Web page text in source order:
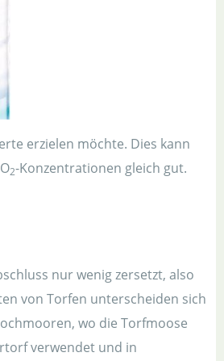
erzielen möchte. Dies kann
2-Konzentrationen gleich gut.
nur wenig zersetzt, also
von Torfen unterscheiden sich
wo die Torfmoose
verwendet und in